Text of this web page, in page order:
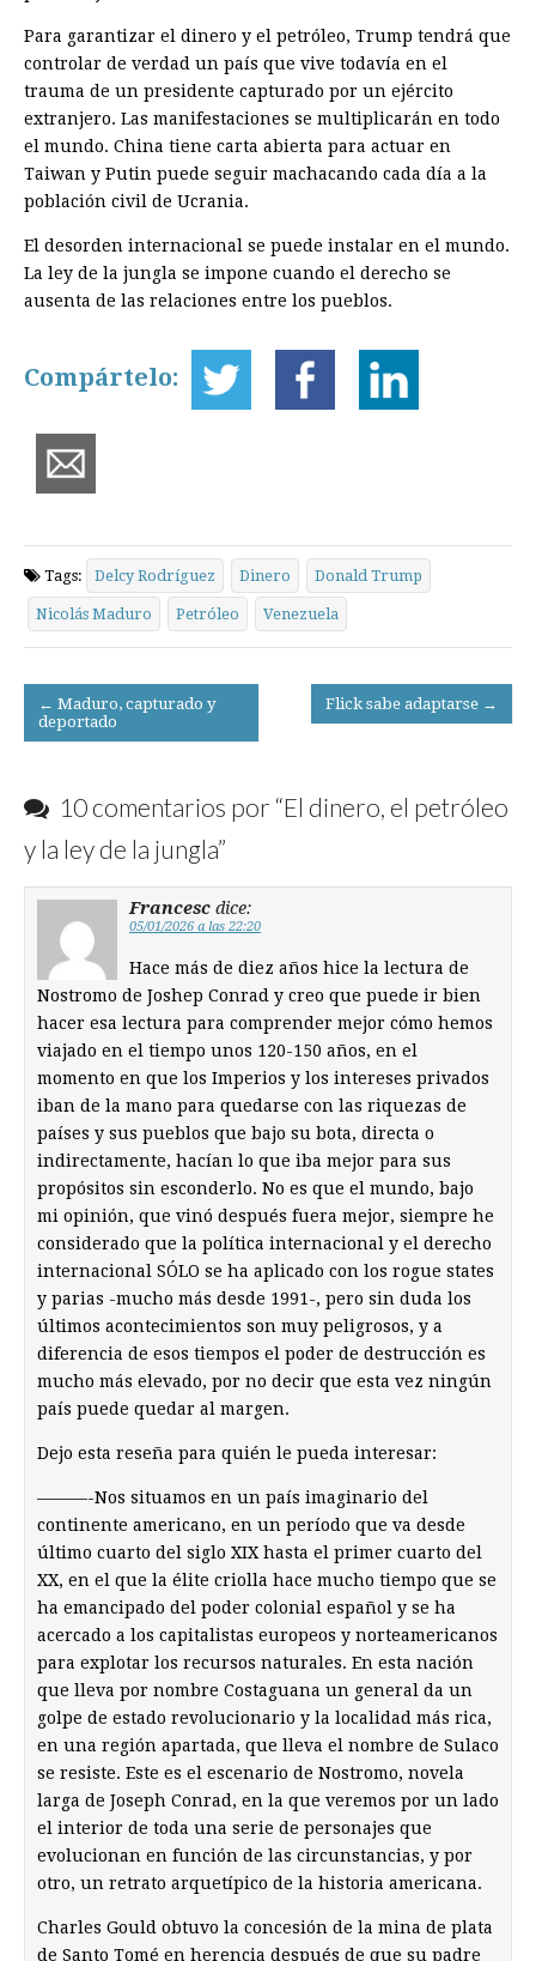
Para garantizar el dinero y el petróleo, Trump tendrá que
controlar de verdad un país que vive todavía en el
trauma de un presidente capturado por un ejército
extranjero. Las manifestaciones se multiplicarán en todo
el mundo. China tiene carta abierta para actuar en
Taiwan y Putin puede seguir machacando cada día a la
población civil de Ucrania.
El desorden internacional se puede instalar en el mundo.
La ley de la jungla se impone cuando el derecho se
ausenta de las relaciones entre los pueblos.
Compártelo:
Tags: Delcy Rodríguez Dinero Donald Trump
Nicolás Maduro Petróleo Venezuela
Post
navigation
← Maduro, capturado y
deportado
Flick sabe adaptarse →
10 comentarios por “El dinero, el petróleo
y la ley de la jungla”
Francesc dice:
05/01/2026 a las 22:20
Hace más de diez años hice la lectura de
Nostromo de Joshep Conrad y creo que puede ir bien
hacer esa lectura para comprender mejor cómo hemos
viajado en el tiempo unos 120-150 años, en el
momento en que los Imperios y los intereses privados
iban de la mano para quedarse con las riquezas de
países y sus pueblos que bajo su bota, directa o
indirectamente, hacían lo que iba mejor para sus
propósitos sin esconderlo. No es que el mundo, bajo
mi opinión, que vinó después fuera mejor, siempre he
considerado que la política internacional y el derecho
internacional SÓLO se ha aplicado con los rogue states
y parias -mucho más desde 1991-, pero sin duda los
últimos acontecimientos son muy peligrosos, y a
diferencia de esos tiempos el poder de destrucción es
mucho más elevado, por no decir que esta vez ningún
país puede quedar al margen.
Dejo esta reseña para quién le pueda interesar:
———-Nos situamos en un país imaginario del
continente americano, en un período que va desde
último cuarto del siglo XIX hasta el primer cuarto del
XX, en el que la élite criolla hace mucho tiempo que se
ha emancipado del poder colonial español y se ha
acercado a los capitalistas europeos y norteamericanos
para explotar los recursos naturales. En esta nación
que lleva por nombre Costaguana un general da un
golpe de estado revolucionario y la localidad más rica,
en una región apartada, que lleva el nombre de Sulaco
se resiste. Este es el escenario de Nostromo, novela
larga de Joseph Conrad, en la que veremos por un lado
el interior de toda una serie de personajes que
evolucionan en función de las circunstancias, y por
otro, un retrato arquetípico de la historia americana.
Charles Gould obtuvo la concesión de la mina de plata
de Santo Tomé en herencia después de que su padre